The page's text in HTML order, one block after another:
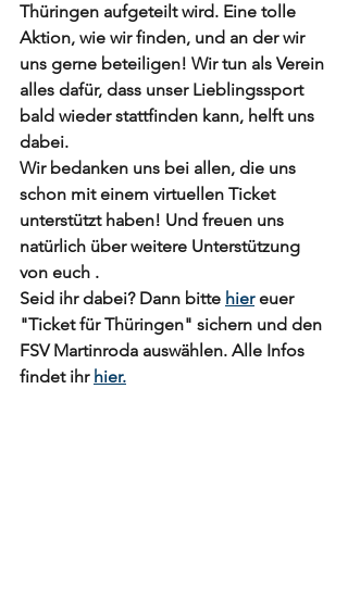
Thüringen aufgeteilt wird. Eine tolle
Aktion, wie wir finden, und an der wir
uns gerne beteiligen! Wir tun als Verein
alles dafür, dass unser Lieblingssport
bald wieder stattfinden kann, helft uns
dabei.
Wir bedanken uns bei allen, die uns
schon mit einem virtuellen Ticket
unterstützt haben! Und freuen uns
natürlich über weitere Unterstützung
von euch .
Seid ihr dabei? Dann bitte hier euer
"Ticket für Thüringen" sichern und den
FSV Martinroda auswählen. Alle Infos
findet ihr hier.